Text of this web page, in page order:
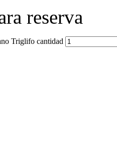
reserva
Triglifo cantidad